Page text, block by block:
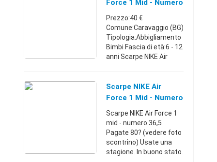
Force 1 Mid - Numero
36,5 Ntn
Prezzo:40 €
Comune:Caravaggio (BG)
Tipologia:Abbigliamento
Bimbi Fascia di età:6 - 12
anni Scarpe NIKE Air
foto scontrino) Usate
una stagione. In buono
Scarpe NIKE Air
Force 1 Mid - Numero
36,5
Scarpe NIKE Air Force 1
mid - numero 36,5
Pagate 80? (vedere foto
scontrino) Usate una
stagione. In buono stato.